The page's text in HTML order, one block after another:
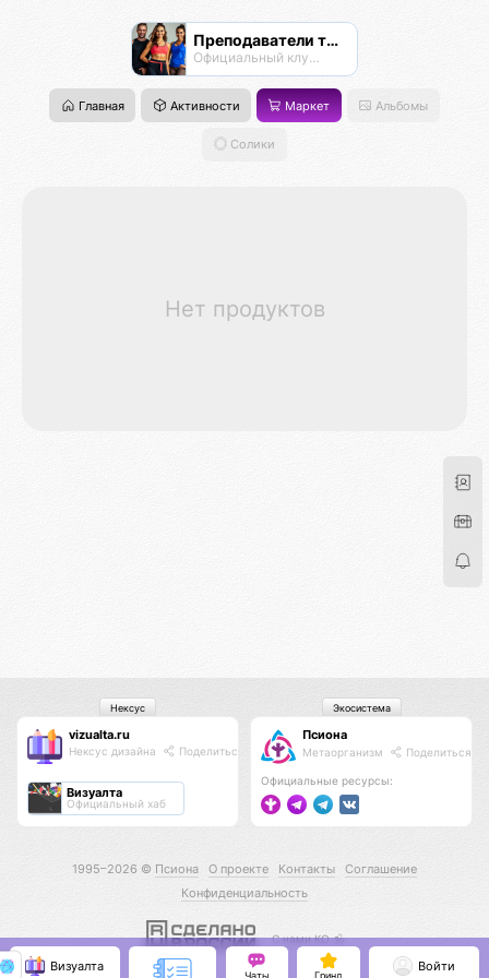
Преподаватели танцев
Официальный клуб Тансалты
Главная Активности Маркет Альбомы
Солики
Нет продуктов
vizualta.ru
Нексус дизайна Поделиться
Визуалта
Официальный хаб
Нексус
Псиона
Метаорганизм Поделиться
Официальные ресурсы:
Экосистема
1995–2026 © Псиона О проекте Контакты
Соглашение
Конфиденциальность
С нами КО 🕉️
Визуалта
Чаты Гринд
Войти